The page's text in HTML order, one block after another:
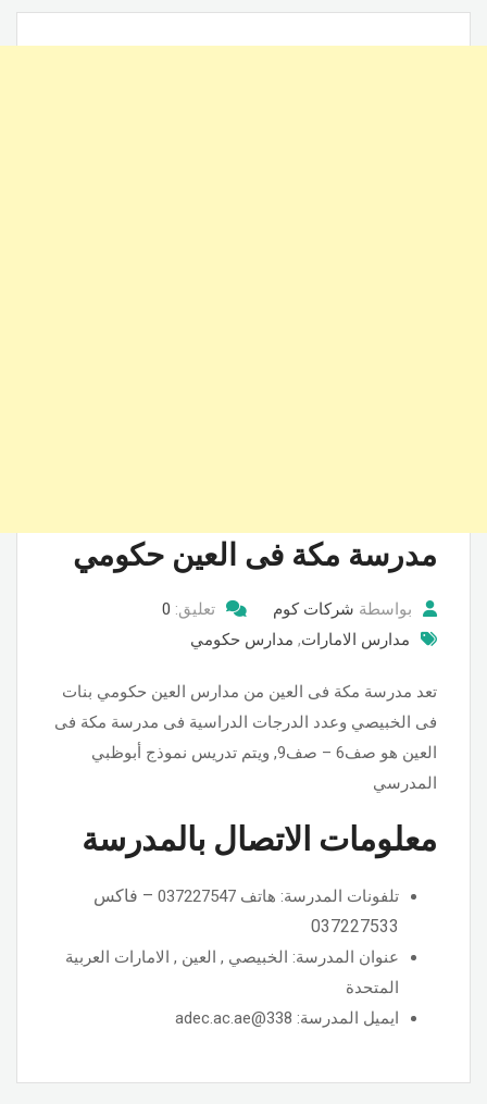
مدرسة مكة فى العين حكومي
بواسطة شركات كوم تعليق: 0
مدارس الامارات, مدارس حكومي
تعد مدرسة مكة فى العين من مدارس العين حكومي بنات
فى الخبيصي وعدد الدرجات الدراسية فى مدرسة مكة فى
العين هو صف6 – صف9, ويتم تدريس نموذج أبوظبي
المدرسي
معلومات الاتصال بالمدرسة
تلفونات المدرسة: هاتف 037227547 – فاكس
037227533
عنوان المدرسة: الخبيصي , العين , الامارات العربية
المتحدة
ايميل المدرسة: 338@adec.ac.ae